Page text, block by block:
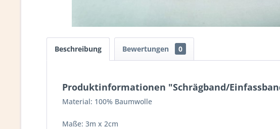
Beschreibung Bewertungen 0
Produktinformationen "Schrägband/
Material: 100% Baumwolle
Maße: 3m x 2cm